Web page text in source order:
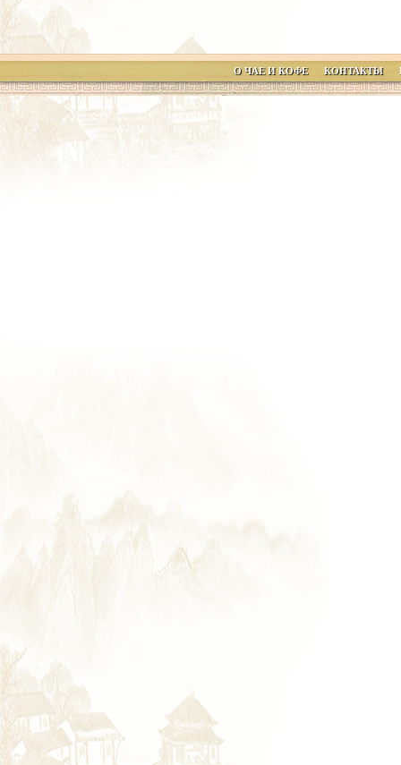
О ЧАЕ И КОФЕ КОНТАКТЫ